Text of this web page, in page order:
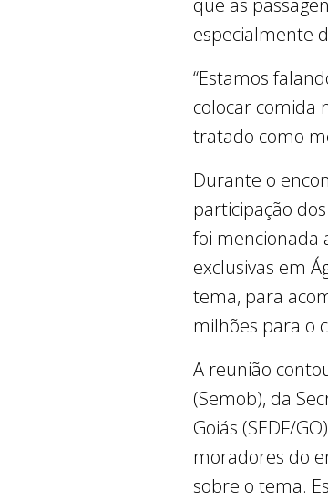
que as
especialmente
“Estamos
colocar comida
tratado como
Durante o
participação
foi mencionada
exclusivas em
tema, para
milhões para o
A reunião
(Semob), da
Goiás (SEDF/
moradores do
sobre o tema.